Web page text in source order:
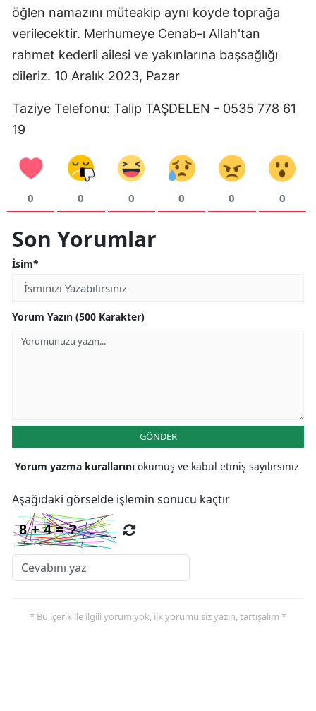
Hakkari
Hatay
İzmir
Kars
Kastamonu
Manisa
Kahramanmaraş
Mardin
Muş
Niğde
öğlen namazını müteakip aynı köyde toprağa
verilecektir. Merhumeye Cenab-ı Allah'tan
rahmet kederli ailesi ve yakınlarına başsağlığı
dileriz. 10 Aralık 2023, Pazar
Taziye Telefonu: Talip TAŞDELEN - 0535 778 61
19
0 0 0 0 0 0
Son Yorumlar
İsim*
Yorum Yazın (500 Karakter)
GÖNDER
Yorum yazma kurallarını okumuş ve kabul etmiş sayılırsınız
Aşağıdaki görselde işlemin sonucu kaçtır
* Bu içerik ile ilgili yorum yok, ilk yorumu siz yazın, tartışalım *